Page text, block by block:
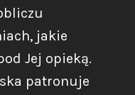
jakie
Jej opieką.
patronuje